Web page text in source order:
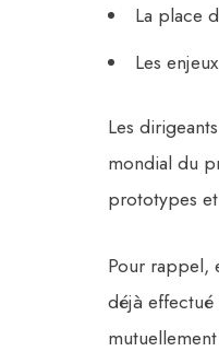
La place
Les
Les
mondial du
prototypes
Pour rappel,
déjà effectué